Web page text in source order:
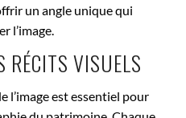
un angle unique qui
l’image.
RÉCITS VISUELS
l’image est essentiel pour